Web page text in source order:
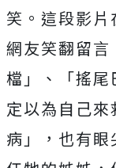
笑。這段影
網友笑翻留
檔」、「搖
定以為自己
病」，也有